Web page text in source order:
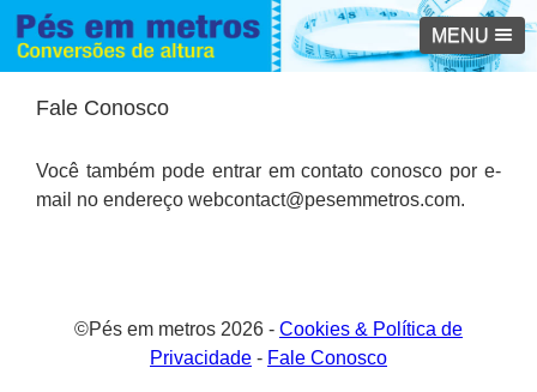
MENU
Fale Conosco
Você também pode entrar em contato conosco por e-
mail no endereço webcontact@pesemmetros.com.
©Pés em metros 2026 - Cookies & Política de
Privacidade - Fale Conosco